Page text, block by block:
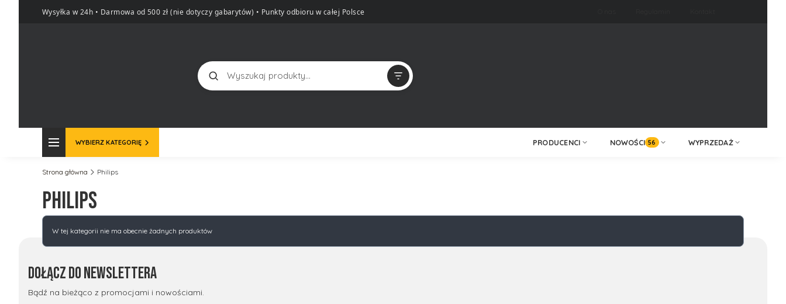
Wysyłka w 24h • Darmowa od 500 zł (nie dotyczy gabarytów) • Punkty odbioru w całej Polsce
Szukaj
WYBIERZ KATEGORIĘ PRODUCENCI NOWOŚCI 56 WYPRZEDAŻ
Strona główna Philips
Philips
Lista produktów
W tej kategorii nie ma obecnie żadnych produktów
Dołącz do newslettera
Bądź na bieżąco z promocjami i nowościami.